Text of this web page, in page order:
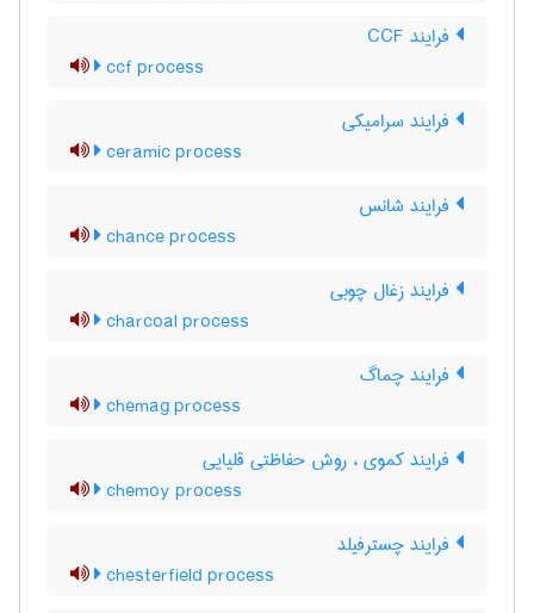
فرایند CCF
ccf process
فرایند سرامیکی
ceramic process
فرایند شانس
chance process
فرایند زغال چوبی
charcoal process
فرایند چماگ
chemag process
فرایند کموی ، روش حفاظتی قلیایی
chemoy process
فرایند چسترفیلد
chesterfield process